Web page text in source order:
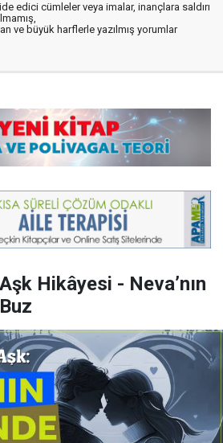
edici cümleler veya imalar, inançlara saldırı
ve büyük harflerle yazılmış yorumlar
Hikâyesi - Neva’nın